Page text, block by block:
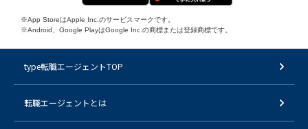
※App StoreはApple Inc.のサービスマークです。
※Android、Google PlayはGoogle Inc.の商標または登録商標です。
type転職エージェントTOP
転職エージェントとは